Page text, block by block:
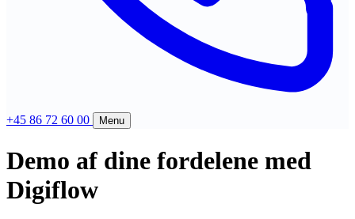
+45 86 72 60 00 Menu
Produkter
Compliance
Support
Demo af dine fordelene med
Digiflow